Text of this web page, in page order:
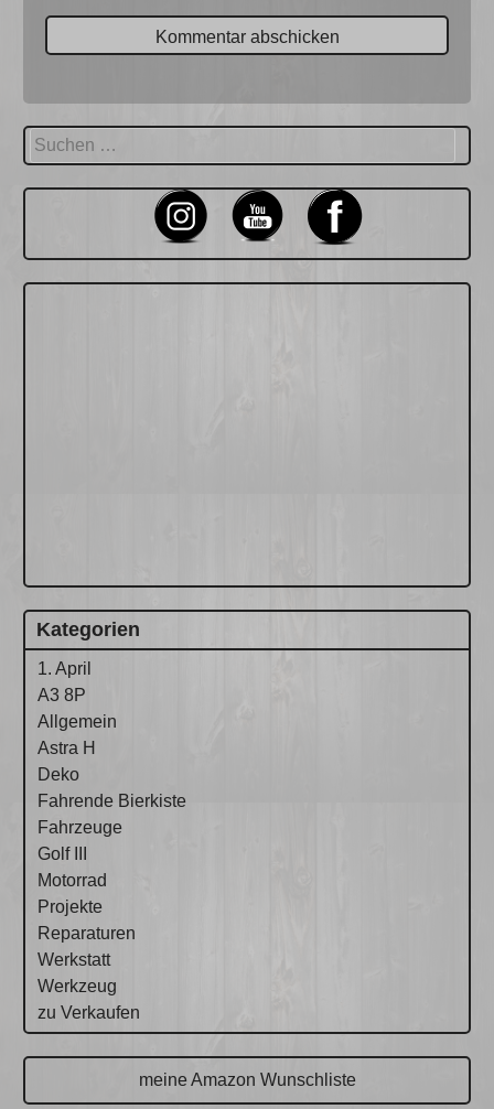
Suchen
nach:
Kategorien
1. April
A3 8P
Allgemein
Astra H
Deko
Fahrende Bierkiste
Fahrzeuge
Golf III
Motorrad
Projekte
Reparaturen
Werkstatt
Werkzeug
zu Verkaufen
meine Amazon Wunschliste